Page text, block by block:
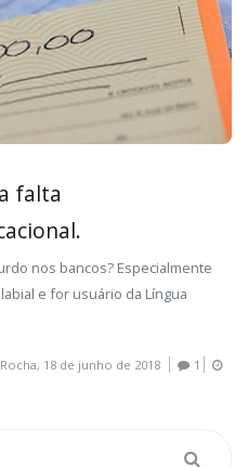
falta
nos bancos? Especialmente
e for usuário da Língua
18 de junho de 2018
1